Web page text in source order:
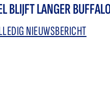
BLIJFT LANGER
NIEUWSBERICHT